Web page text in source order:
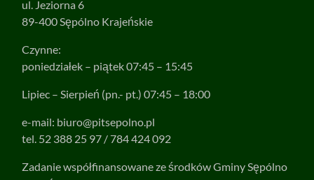
ul. Jeziorna 6
89-400 Sępólno Krajeńskie
Czynne:
poniedziałek – piątek 07:45 – 15:45
Lipiec – Sierpień (pn.- pt.) 07:45 – 18:00
e-mail: biuro@pitsepolno.pl
tel. 52 388 25 97 / 784 424 092
Zadanie współfinansowane ze środków Gminy Sępólno